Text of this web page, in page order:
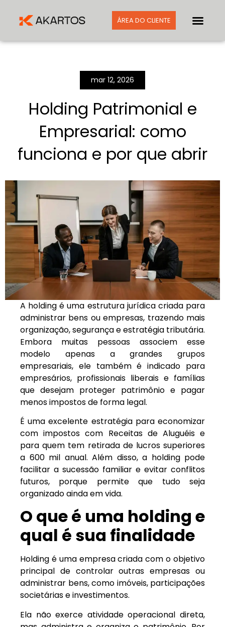
ÁREA DO CLIENTE
mar 12, 2026
Holding Patrimonial e
Empresarial: como
funciona e por que abrir
A holding é uma estrutura jurídica criada para
administrar bens ou empresas, trazendo mais
organização, segurança e estratégia tributária.
Embora muitas pessoas associem esse
modelo apenas a grandes grupos
empresariais, ele também é indicado para
empresários, profissionais liberais e famílias
que desejam proteger patrimônio e pagar
menos impostos de forma legal.
É uma excelente estratégia para economizar
com impostos com Receitas de Aluguéis e
para quem tem retirada de lucros superiores
a 600 mil anual. Além disso, a holding pode
facilitar a sucessão familiar e evitar conflitos
futuros, porque permite que tudo seja
organizado ainda em vida.
O que é uma holding e
qual é sua finalidade
Holding é uma empresa criada com o objetivo
principal de controlar outras empresas ou
administrar bens, como imóveis, participações
societárias e investimentos.
Ela não exerce atividade operacional direta,